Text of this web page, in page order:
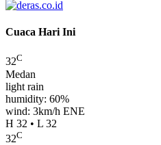
Cuaca Hari Ini
32C
Medan
light rain
humidity: 60%
wind: 3km/h ENE
H 32 • L 32
32C